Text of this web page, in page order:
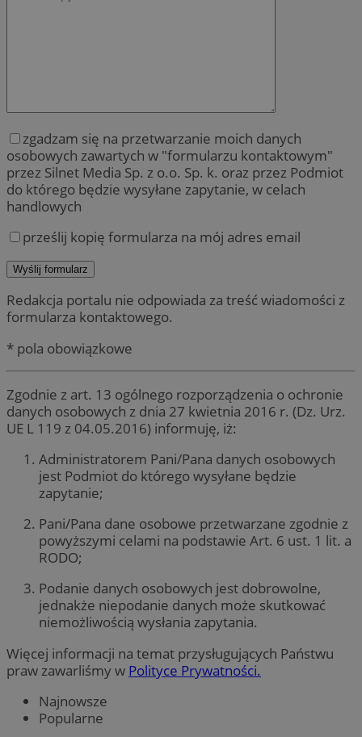
zgadzam się na przetwarzanie moich danych
osobowych zawartych w "formularzu kontaktowym"
przez Silnet Media Sp. z o.o. Sp. k. oraz przez Podmiot
do którego będzie wysyłane zapytanie, w celach
handlowych
prześlij kopię formularza na mój adres email
Redakcja portalu nie odpowiada za treść wiadomości z
formularza kontaktowego.
* pola obowiązkowe
Zgodnie z art. 13 ogólnego rozporządzenia o ochronie
danych osobowych z dnia 27 kwietnia 2016 r. (Dz. Urz.
UE L 119 z 04.05.2016) informuję, iż:
Administratorem Pani/Pana danych osobowych
jest Podmiot do którego wysyłane będzie
zapytanie;
Pani/Pana dane osobowe przetwarzane zgodnie z
powyższymi celami na podstawie Art. 6 ust. 1 lit. a
RODO;
Podanie danych osobowych jest dobrowolne,
jednakże niepodanie danych może skutkować
niemożliwością wysłania zapytania.
Więcej informacji na temat przysługujących Państwu
praw zawarliśmy w Polityce Prywatności.
Najnowsze
Popularne